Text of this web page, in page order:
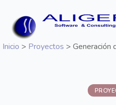
Inicio > Proyectos > Generación